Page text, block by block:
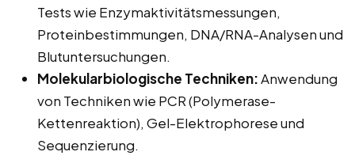
Tests wie Enzymaktivitätsmessungen,
Proteinbestimmungen, DNA/RNA-Analysen und
Blutuntersuchungen.
Molekularbiologische Techniken:Anwendung
von Techniken wie PCR (Polymerase-
Kettenreaktion), Gel-Elektrophorese und
Sequenzierung.